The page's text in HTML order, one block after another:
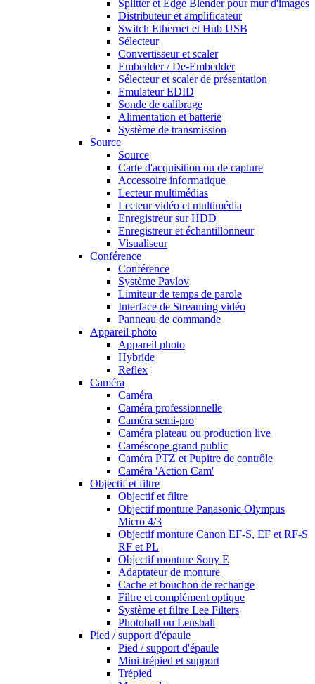
Splitter et Edge Blender pour mur d'images
Distributeur et amplificateur
Switch Ethernet et Hub USB
Sélecteur
Convertisseur et scaler
Embedder / De-Embedder
Sélecteur et scaler de présentation
Emulateur EDID
Sonde de calibrage
Alimentation et batterie
Système de transmission
Source
Source
Carte d'acquisition ou de capture
Accessoire informatique
Lecteur multimédias
Lecteur vidéo et multimédia
Enregistreur sur HDD
Enregistreur et échantillonneur
Visualiseur
Conférence
Conférence
Système Pavlov
Limiteur de temps de parole
Interface de Streaming vidéo
Panneau de commande
Appareil photo
Appareil photo
Hybride
Reflex
Caméra
Caméra
Caméra professionnelle
Caméra semi-pro
Caméra plateau ou production live
Caméscope grand public
Caméra PTZ et Pupitre de contrôle
Caméra 'Action Cam'
Objectif et filtre
Objectif et filtre
Objectif monture Panasonic Olympus
Micro 4/3
Objectif monture Canon EF-S, EF et RF-S
RF et PL
Objectif monture Sony E
Adaptateur de monture
Cache et bouchon de rechange
Filtre et complément optique
Système et filtre Lee Filters
Photoball ou Lensball
Pied / support d'épaule
Pied / support d'épaule
Mini-trépied et support
Trépied